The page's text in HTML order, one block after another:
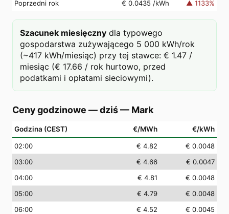
Poprzedni rok
€ 0.0435 /kWh ▲ 1133%
Szacunek miesięczny dla typowego
gospodarstwa zużywającego 5 000 kWh/rok
(~417 kWh/miesiąc) przy tej stawce: € 1.47 /
miesiąc (€ 17.66 / rok hurtowo, przed
podatkami i opłatami sieciowymi).
Ceny godzinowe — dziś— Mark
Godzina (CEST) €/MWh €/kWh
02:00 € 4.82
€ 0.0048
03:00 € 4.66
€ 0.0047
04:00 € 4.81
€ 0.0048
05:00 € 4.79
€ 0.0048
06:00 € 4.52
€ 0.0045